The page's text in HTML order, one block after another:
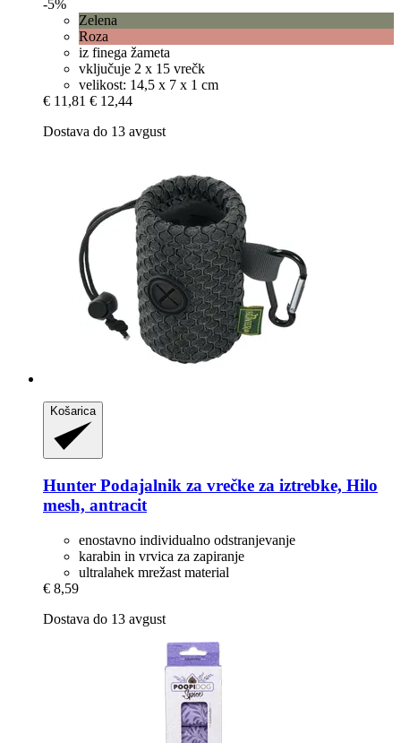
-5%
Zelena
Roza
iz finega žameta
vključuje 2 x 15 vrečk
velikost: 14,5 x 7 x 1 cm
€ 11,81 € 12,44
Dostava do 13 avgust
Košarica
Hunter Podajalnik za vrečke za iztrebke, Hilo
mesh, antracit
enostavno individualno odstranjevanje
karabin in vrvica za zapiranje
ultralahek mrežast material
€ 8,59
Dostava do 13 avgust